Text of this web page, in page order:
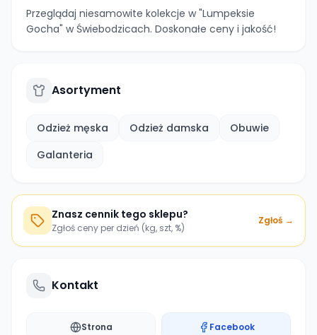
Przeglądaj niesamowite kolekcje w "Lumpeksie
Gocha" w Świebodzicach. Doskonałe ceny i jakość!
Asortyment
Odzież męska Odzież damska
Obuwie
Galanteria
Znasz cennik tego sklepu?
Zgłoś ceny per dzień (kg, szt, %)
Zgłoś →
Kontakt
Strona Facebook